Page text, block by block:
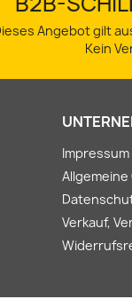
Angebot gilt
Kein
Impressum
Verkauf,